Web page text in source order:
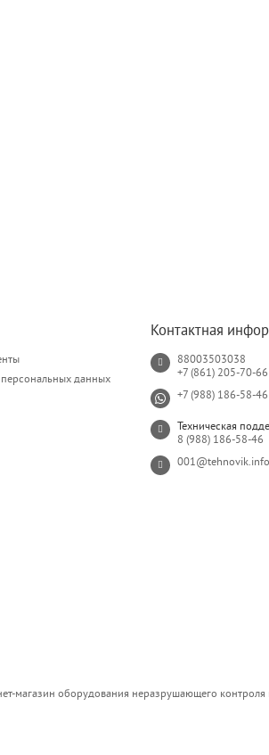
данных
Контактная
88003503038
+7 (861) 205-70-66
+7 (988) 186-58-46
Техническая
8 (988) 186-58-46
001@tehnovik.info
магазин оборудования неразрушающего